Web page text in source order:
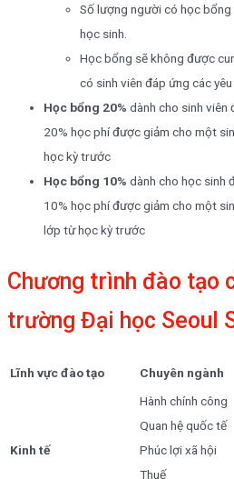
Số lượng người có học
học sinh.
Học bổng sẽ không được
có sinh viên đáp ứng các yêu
Học bổng 20% ​dành cho sinh viên
20% học phí được giảm cho một
học kỳ trước
Học bổng 10% dành cho học sinh
10% học phí được giảm cho một
lớp từ học kỳ trước
Chương trình đào tạo
trường Đại học Seoul
Lĩnh vực đào tạo Chuyên ngành
Kinh tế
Hành chính công
Quan hệ quốc tế
Phúc lợi xã hội
Thuế